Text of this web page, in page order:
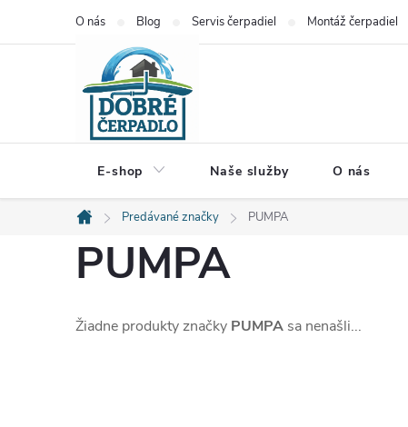
O nás Blog Servis čerpadiel Montáž čerpadiel
E-shop Naše služby O nás
Domov
Predávané značky PUMPA
PUMPA
Žiadne produkty značky PUMPA sa nenašli...